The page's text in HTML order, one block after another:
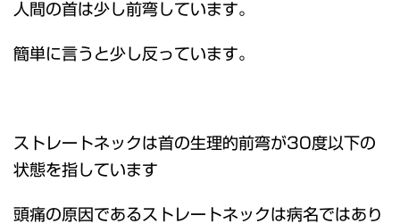
人間の首は少し前弯しています。
簡単に言うと少し反っています。
ストレートネックは首の生理的前弯が30度以下の
状態を指しています
頭痛の原因であるストレートネックは病名ではあり